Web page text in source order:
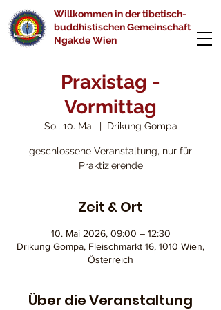
Willkommen in der tibetisch-
buddhistischen Gemeinschaft
Ngakde Wien
Praxistag -
Vormittag
So., 10. Mai
  |
Drikung Gompa
geschlossene Veranstaltung, nur für
Praktizierende
Zeit & Ort
10. Mai 2026, 09:00 – 12:30
Drikung Gompa, Fleischmarkt 16, 1010 Wien,
Österreich
Über die Veranstaltung